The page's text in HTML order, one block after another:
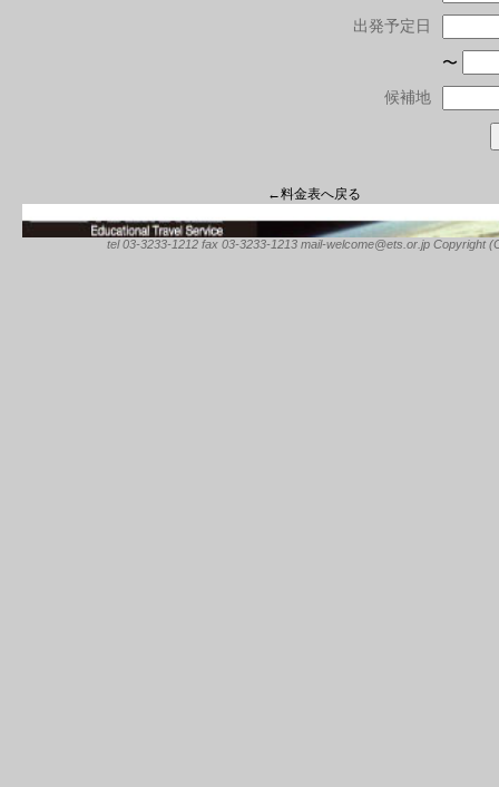
出発予定日
〜
候補地
←料金表へ戻る
tel 03-3233-1212 fax 03-3233-1213 mail-welcome@ets.or.jp Copyright